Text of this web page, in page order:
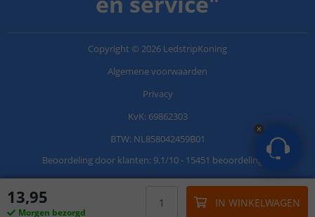
13,95
Morgen bezorgd
IN WINKELWAGEN
Copyright © 2026 LedstripKoning
Algemene voorwaarden
Privacy
KvK: 69862303
BTW: NL858042459B01
Beoordeling door klanten: 9.1/10- 15451 beoordelingen